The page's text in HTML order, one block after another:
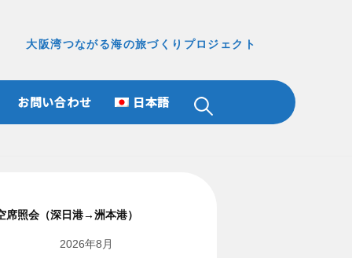
大阪湾つながる海の旅づくりプロジェクト
お問い合わせ 日本語
検
席照会（深日港→洲本港）
2026年8月